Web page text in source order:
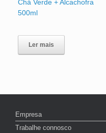
Chá Verde + Alcachofra
500ml
Ler mais
Empresa
Trabalhe connosco